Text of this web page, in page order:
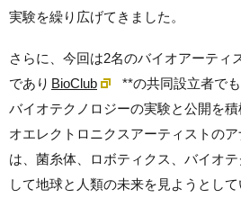
実験を繰り広げてきました。
さらに、今回は2名のバイオアーティ
であり BioClub
**の共同設立者で
バイオテクノロジーの実験と公開を
オエレクトロニクスアーティストの
は、菌糸体、ロボティクス、バイオ
して地球と人類の未来を見ようとして